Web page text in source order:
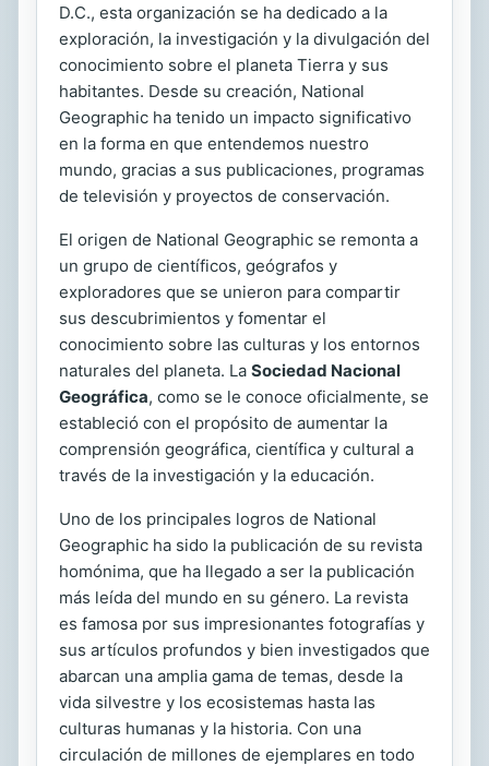
D.C., esta organización se ha dedicado a la
exploración, la investigación y la divulgación del
conocimiento sobre el planeta Tierra y sus
habitantes. Desde su creación, National
Geographic ha tenido un impacto significativo
en la forma en que entendemos nuestro
mundo, gracias a sus publicaciones, programas
de televisión y proyectos de conservación.
El origen de National Geographic se remonta a
un grupo de científicos, geógrafos y
exploradores que se unieron para compartir
sus descubrimientos y fomentar el
conocimiento sobre las culturas y los entornos
naturales del planeta. La Sociedad Nacional
Geográfica, como se le conoce oficialmente, se
estableció con el propósito de aumentar la
comprensión geográfica, científica y cultural a
través de la investigación y la educación.
Uno de los principales logros de National
Geographic ha sido la publicación de su revista
homónima, que ha llegado a ser la publicación
más leída del mundo en su género. La revista
es famosa por sus impresionantes fotografías y
sus artículos profundos y bien investigados que
abarcan una amplia gama de temas, desde la
vida silvestre y los ecosistemas hasta las
culturas humanas y la historia. Con una
circulación de millones de ejemplares en todo